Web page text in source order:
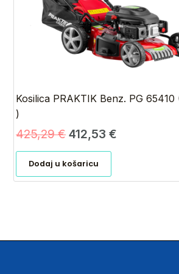
Kosilica PRAKTIK Benz. PG 65410
)
425,29€ 412,53€
Dodaj u košaricu